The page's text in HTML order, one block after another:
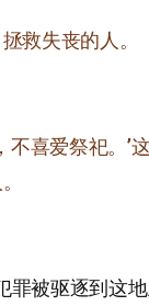
救失丧的人。
不喜爱祭祀。
罪被驱逐到这